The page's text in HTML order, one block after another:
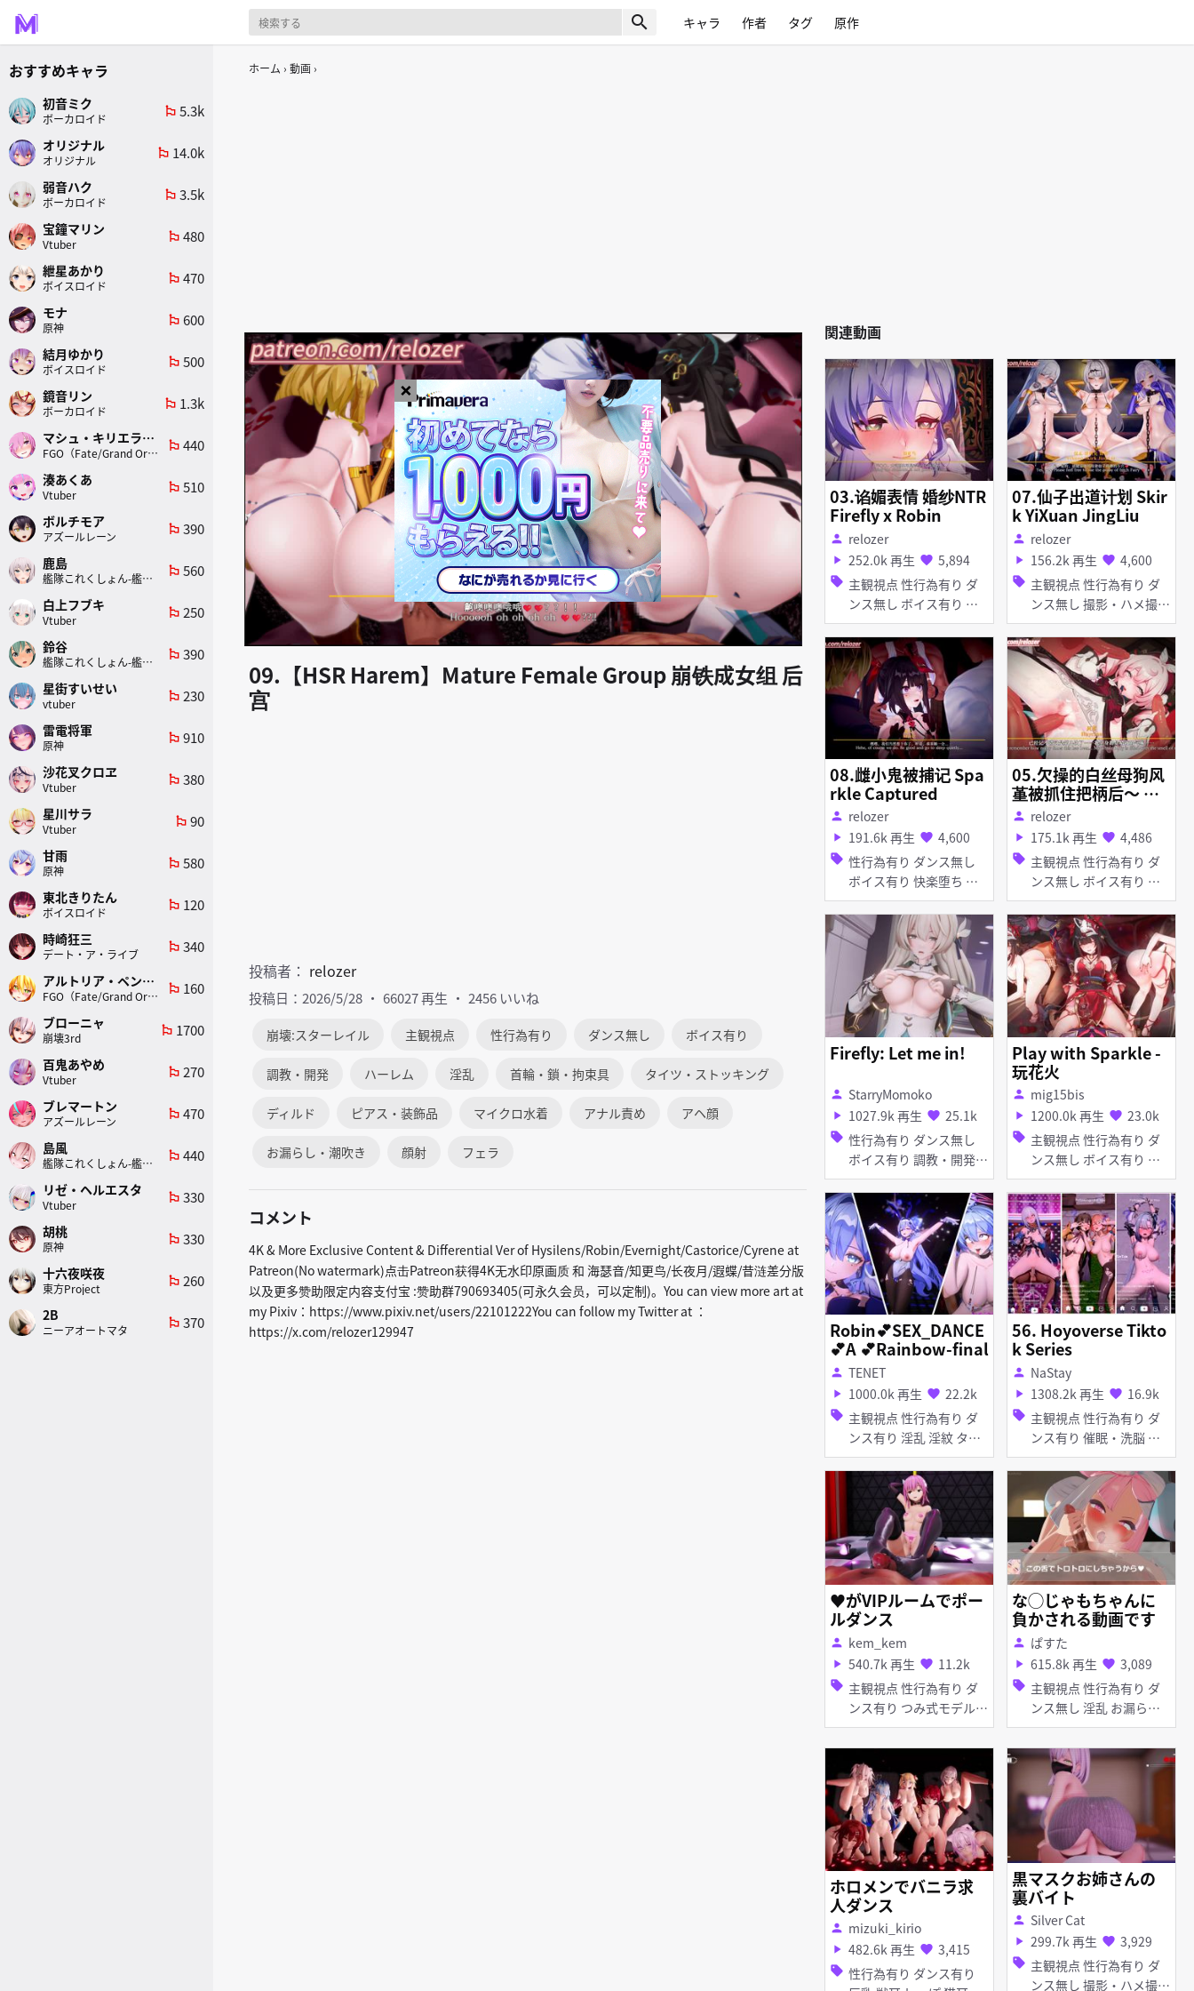
search キャラ 作者 タグ 原作
ホーム 動画
play_arrow
×
09.【HSR Harem】Mature Female Group 崩铁成女组 后
宫
投稿者： relozer
投稿日：2026/5/28 66027 再生 2456 いいね
崩壊:スターレイル 主観視点 性行為有り ダンス無し ボイス有り
調教・開発 ハーレム 淫乱 首輪・鎖・拘束具 タイツ・ストッキング
ディルド ピアス・装飾品 マイクロ水着 アナル責め アヘ顔
お漏らし・潮吹き 顔射 フェラ
コメント
4K & More Exclusive Content & Differential Ver of Hysilens/Robin/Evernight/Castorice/Cyrene at
Patreon(No watermark)点击Patreon获得4K无水印原画质 和 海瑟音/知更鸟/长夜月/遐蝶/昔涟差分版
以及更多赞助限定内容支付宝 :赞助群790693405(可永久会员，可以定制)。You can view more art at
my Pixiv：https://www.pixiv.net/users/22101222You can follow my Twitter at ：
https://x.com/relozer129947
関連動画
03.谄媚表情 婚纱NTR
Firefly x Robin
person relozer
play_arrow 252.0k 再生 favorite 5,894
sell 主観視点 性行為有り ダ
ンス無し ボイス有り 寝
取り・寝取られ(NTR) 淫
乱 痴女・ビッチ アヘ顔
お漏らし・潮吹き フェラ
乱交
07.仙子出道计划 Skir
k YiXuan JingLiu
person relozer
play_arrow 156.2k 再生 favorite 4,600
sell 主観視点 性行為有り ダ
ンス無し 撮影・ハメ撮り
ハーレム 淫乱 タイツ・
ストッキング マイクロ水
着 口内射精 種付けプレ
ェラ
08.雌小鬼被捕记 Spa
rkle Captured
person relozer
play_arrow 191.6k 再生 favorite 4,600
sell 性行為有り ダンス無し
ボイス有り 快楽堕ち 監
禁 調教・開発 誘拐 陵辱
無理やり 痴女・ビッチ
ぷに 首輪・鎖・拘束具
拘束
05.欠操的白丝母狗风
堇被抓住把柄后～ Ha
ycine
person relozer
play_arrow 175.1k 再生 favorite 4,486
sell 主観視点 性行為有り ダ
ンス無し ボイス有り タ
イツ・ストッキング アヘ
顔 イラマチオ お漏ら
し・潮吹き 口内射精 種
付けプレス 手コキ フェ
ラ 輪姦
Firefly: Let me in!
person StarryMomoko
play_arrow 1027.9k 再生 favorite 25.1k
sell 性行為有り ダンス無し
ボイス有り 調教・開発
百合・レズ ふたなり デ
ィルド バイブ・ローター
アヘ顔 お漏らし・潮吹き
拘束
Play with Sparkle -
玩花火
person mig15bis
play_arrow 1200.0k 再生 favorite 23.0k
sell 主観視点 性行為有り ダ
ンス無し ボイス有り 淫
乱 足コキ 乱交 女性上位
Robin💕SEX_DANCE
💕A 💕Rainbow-final
person TENET
play_arrow 1000.0k 再生 favorite 22.2k
sell 主観視点 性行為有り ダ
ンス有り 淫乱 淫紋 タイ
ツ・ストッキング 猫耳
バニーガール ピアス・装
飾品 アヘ顔
56. Hoyoverse Tikto
k Series
person NaStay
play_arrow 1308.2k 再生 favorite 16.9k
sell 主観視点 性行為有り ダ
ンス有り 催眠・洗脳 撮
影・ハメ撮り 淫乱 淫紋
ぷに ピアス・装飾品 ア
ヘ顔 イラマチオ お漏ら
し・潮吹き フェラ
♥がVIPルームでポー
ルダンス
person kem_kem
play_arrow 540.7k 再生 favorite 11.2k
sell 主観視点 性行為有り ダ
ンス有り つみ式モデル
淫乱 ピアス・装飾品 足
コキ 手コキ パイズリ 女
性上位
な◯じゃもちゃんに
負かされる動画です
person ぱすた
play_arrow 615.8k 再生 favorite 3,089
sell 主観視点 性行為有り ダ
ンス無し 淫乱 お漏ら
し・潮吹き ディープスロ
ート 手コキ フェラ 女性
上位
ホロメンでバニラ求
人ダンス
person mizuki_kirio
play_arrow 482.6k 再生 favorite 3,415
sell 性行為有り ダンス有り
黒マスクお姉さんの
裏バイト
person Silver Cat
play_arrow 299.7k 再生 favorite 3,929
sell 主観視点 性行為有り ダ
ンス無し 撮影・ハメ撮り
おすすめキャラ
初音ミク
ボーカロイド
emoji_flags 5.3k
オリジナル
オリジナル
emoji_flags 14.0k
弱音ハク
ボーカロイド
emoji_flags 3.5k
宝鐘マリン
Vtuber
emoji_flags 480
紲星あかり
ボイスロイド
emoji_flags 470
モナ
原神
emoji_flags 600
結月ゆかり
ボイスロイド
emoji_flags 500
鏡音リン
ボーカロイド
emoji_flags 1.3k
マシュ・キリエライト
FGO（Fate/Grand Order）
emoji_flags 440
湊あくあ
Vtuber
emoji_flags 510
ボルチモア
アズールレーン
emoji_flags 390
鹿島
艦隊これくしょん-艦これ-
emoji_flags 560
白上フブキ
Vtuber
emoji_flags 250
鈴谷
艦隊これくしょん-艦これ-
emoji_flags 390
星街すいせい
vtuber
emoji_flags 230
雷電将軍
原神
emoji_flags 910
沙花叉クロヱ
Vtuber
emoji_flags 380
星川サラ
Vtuber
emoji_flags 90
甘雨
原神
emoji_flags 580
東北きりたん
ボイスロイド
emoji_flags 120
時崎狂三
デート・ア・ライブ
emoji_flags 340
アルトリア・ペンドラゴン(ランサー)
FGO（Fate/Grand Order）
emoji_flags 160
ブローニャ
崩壊3rd
emoji_flags 1700
百鬼あやめ
Vtuber
emoji_flags 270
ブレマートン
アズールレーン
emoji_flags 470
島風
艦隊これくしょん-艦これ-
emoji_flags 440
リゼ・ヘルエスタ
Vtuber
emoji_flags 330
胡桃
原神
emoji_flags 330
十六夜咲夜
東方Project
emoji_flags 260
2B
ニーアオートマタ
emoji_flags 370